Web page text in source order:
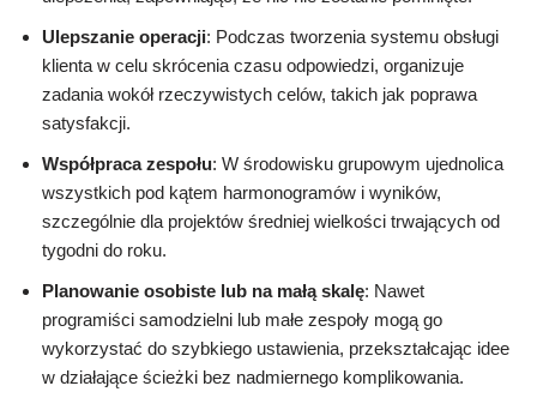
Ulepszanie operacji: Podczas tworzenia systemu obsługi
klienta w celu skrócenia czasu odpowiedzi, organizuje
zadania wokół rzeczywistych celów, takich jak poprawa
satysfakcji.
Współpraca zespołu: W środowisku grupowym ujednolica
wszystkich pod kątem harmonogramów i wyników,
szczególnie dla projektów średniej wielkości trwających od
tygodni do roku.
Planowanie osobiste lub na małą skalę: Nawet
programiści samodzielni lub małe zespoły mogą go
wykorzystać do szybkiego ustawienia, przekształcając idee
w działające ścieżki bez nadmiernego komplikowania.